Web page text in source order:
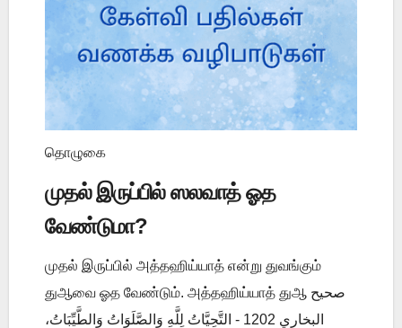
தொழுகை
முதல் இருப்பில் ஸலவாத் ஓத
வேண்டுமா?
முதல் இருப்பில் அத்தஹிய்யாத் என்று துவங்கும்
துஆவை ஓத வேண்டும். அத்தஹிய்யாத் துஆ صحيح
البخاري 1202 - التَّحِيَّاتُ لِلَّهِ وَالصَّلَوَاتُ وَالطَّيِّبَاتُ،